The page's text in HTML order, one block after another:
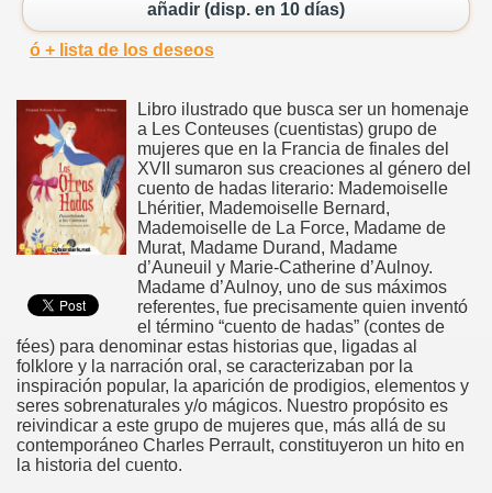
añadir (disp. en 10 días)
ó + lista de los deseos
Libro ilustrado que busca ser un homenaje
a Les Conteuses (cuentistas) grupo de
mujeres que en la Francia de finales del
XVII sumaron sus creaciones al género del
cuento de hadas literario: Mademoiselle
Lhéritier, Mademoiselle Bernard,
Mademoiselle de La Force, Madame de
Murat, Madame Durand, Madame
d’Auneuil y Marie-Catherine d’Aulnoy.
Madame d’Aulnoy, uno de sus máximos
referentes, fue precisamente quien inventó
el término “cuento de hadas” (contes de
fées) para denominar estas historias que, ligadas al
folklore y la narración oral, se caracterizaban por la
inspiración popular, la aparición de prodigios, elementos y
seres sobrenaturales y/o mágicos. Nuestro propósito es
reivindicar a este grupo de mujeres que, más allá de su
contemporáneo Charles Perrault, constituyeron un hito en
la historia del cuento.